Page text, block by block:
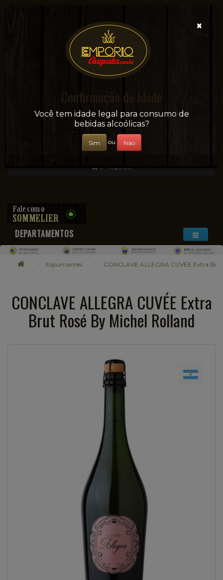
Sua conveniência e adega on-line!
0 - R$0,00
DEPARTAMENTOS
Espumantes CONCLAVE ALLEGRA CUVÉE Extra
CONCLAVE ALLEGRA CUVÉE Extra
Brut Rosé By Michel Rolland
×
Confirmação de Idade
Você tem idade legal para consumo de
bebidas alcoólicas?
Sim ou Não